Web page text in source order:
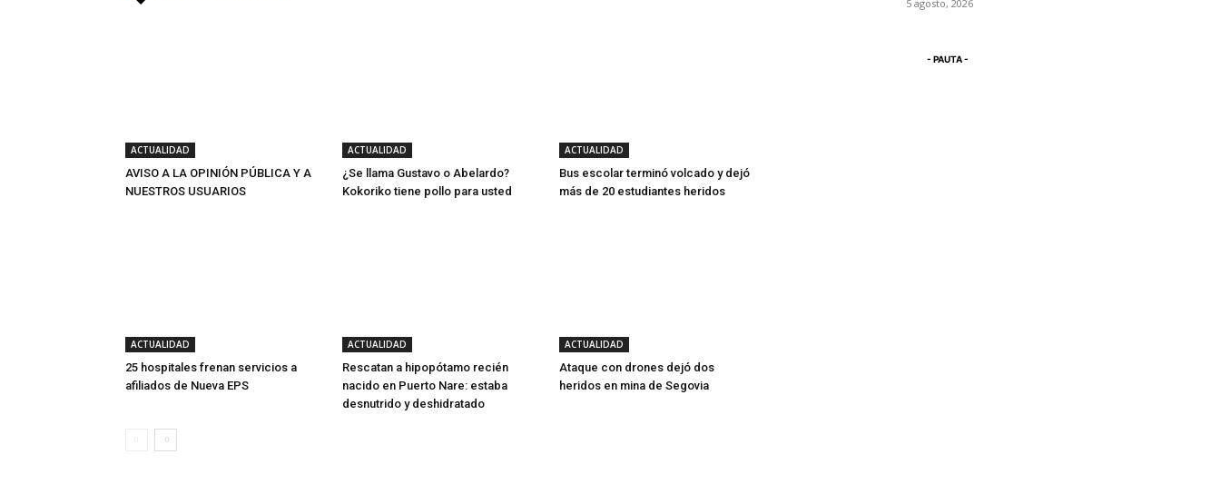
ACTUALIDAD
AVISO A LA OPINIÓN PÚBLICA Y A
NUESTROS USUARIOS
ACTUALIDAD
¿Se llama Gustavo o Abelardo?
Kokoriko tiene pollo para usted
ACTUALIDAD
Bus escolar terminó volcado y dejó
más de 20 estudiantes heridos
ACTUALIDAD
25 hospitales frenan servicios a
afiliados de Nueva EPS
ACTUALIDAD
Rescatan a hipopótamo recién
nacido en Puerto Nare: estaba
desnutrido y deshidratado
ACTUALIDAD
Ataque con drones dejó dos
heridos en mina de Segovia
5 agosto, 2026
- PAUTA -